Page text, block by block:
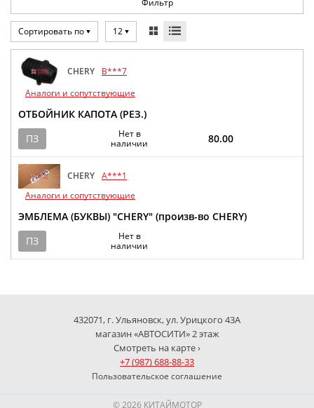
Фильтр
Сортировать по 12
CHERY
B***7
Аналоги и сопутствующие
ОТБОЙНИК КАПОТА (РЕЗ.)
ПЗ
Нет в
наличии
80.00
CHERY A***1
Аналоги и сопутствующие
ЭМБЛЕМА (БУКВЫ) "CHERY" (произв-во CHERY)
ПЗ
Нет в
наличии
432071, г. Ульяновск, ул. Урицкого 43А
магазин «АВТОСИТИ» 2 этаж
Смотреть на карте ›
+7 (987) 688-88-33
Пользовательское соглашение
© 2026 КИТАЙМОТОР